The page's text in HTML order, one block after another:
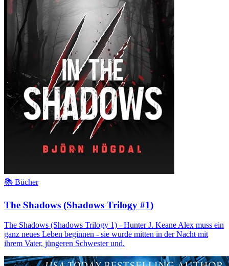
📚 Bücher
The Shadows (Shadows Trilogy #1)
The Shadows (Shadows Trilogy 1) - Hunter J. Keane Alex muss ein
ganz neues Leben beginnen - sie wurde mitten in der Nacht mit
ihrem Vater, jüngeren Schwester und.